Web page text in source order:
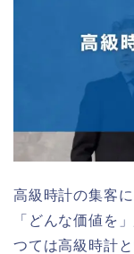
高級時計の集客
「どんな価値を
つては高級時計